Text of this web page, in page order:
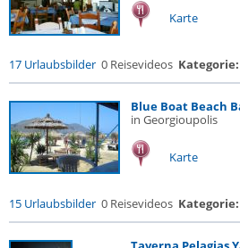
Karte
17 Urlaubsbilder 0 Reisevideos Kategorie:
Blue Boat Beach
in Georgioupolis
Karte
15 Urlaubsbilder 0 Reisevideos Kategorie: